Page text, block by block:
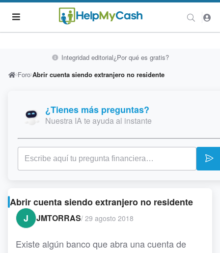
Integridad editorial¿Por qué es gratis?
Foro Abrir cuenta siendo extranjero no residente
¿Tienes más preguntas?
Nuestra IA te ayuda al instante
Abrir cuenta siendo extranjero no residente
J
JMTORRAS/ 29 agosto 2018
Existe algún banco que abra una cuenta de